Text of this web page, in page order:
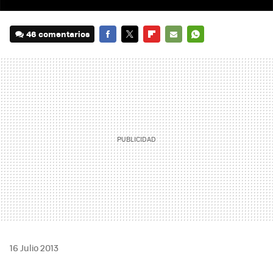
46 comentarios
MAIL
16 Julio 2013